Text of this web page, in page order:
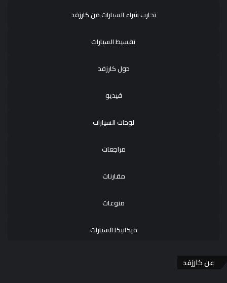
تجارب شراء السيارات من كارزفد
تقسيط السيارات
حول كارزفد
فيديو
لوحات السيارات
مراجعات
مقارنات
منوعات
ميكانيكا السيارات
عن كارزفد